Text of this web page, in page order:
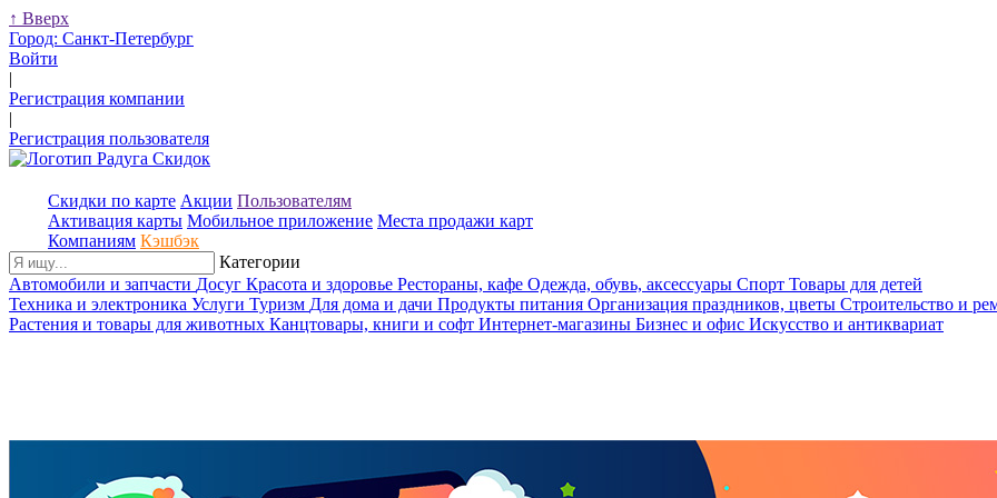
↑ Вверх
Город: Санкт-Петербург
Войти
|
Регистрация компании
|
Регистрация пользователя
Скидки по карте Акции Пользователям
Активация карты Мобильное приложение Места продажи карт
Компаниям Кэшбэк
Категории
Автомобили и запчасти Досуг Красота и здоровье Рестораны, кафе Одежда, обувь, аксессуары Спорт Товары для детей
Техника и электроника Услуги Туризм Для дома и дачи Продукты питания Организация праздников, цветы Строительство и
Растения и товары для животных Канцтовары, книги и софт Интернет-магазины Бизнес и офис Искусство и антиквариат